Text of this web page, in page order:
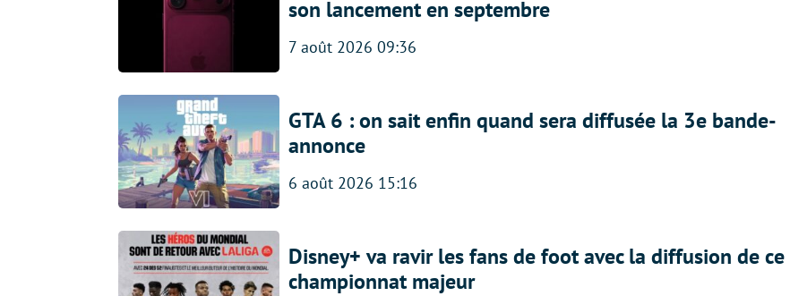
son lancement en septembre
7 août 2026 09:36
GTA 6 : on sait enfin quand sera diffusée la 3e bande-
annonce
6 août 2026 15:16
Disney+ va ravir les fans de foot avec la diffusion de ce
championnat majeur